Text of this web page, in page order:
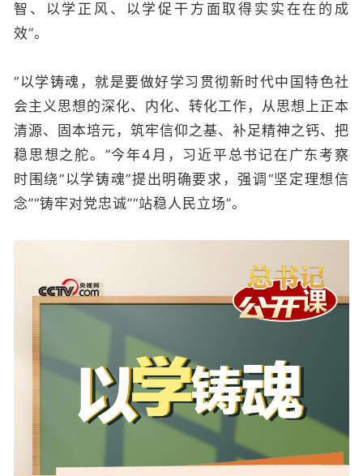
智、以学正风、以学促干方面取得实实在在的成
效”。
“以学铸魂，就是要做好学习贯彻新时代中国特色社
会主义思想的深化、内化、转化工作，从思想上正本
清源、固本培元，筑牢信仰之基、补足精神之钙、把
稳思想之舵。”今年4月，习近平总书记在广东考察
时围绕“以学铸魂”提出明确要求，强调“坚定理想信
念”“铸牢对党忠诚”“站稳人民立场”。